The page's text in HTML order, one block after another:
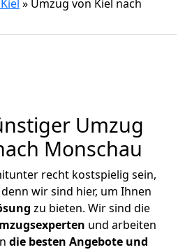
» Umzug von Kiel nach
Umzug
Monschau
recht kostspielig sein,
wir sind hier, um Ihnen
zu bieten. Wir sind die
und arbeiten
die besten Angebote und